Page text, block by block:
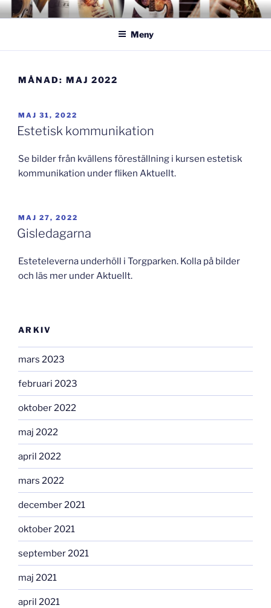
Hoppa
till
GISLAVEDMUSIKESTET
– här formas framtiden!
Meny
MÅNAD: MAJ 2022
PUBLICERAT
MAJ 31, 2022
Estetisk kommunikation
Se bilder från kvällens föreställning i kursen estetisk
kommunikation under fliken Aktuellt.
PUBLICERAT
MAJ 27, 2022
Gisledagarna
Esteteleverna underhöll i Torgparken. Kolla på bilder
och läs mer under Aktuellt.
ARKIV
mars 2023
februari 2023
oktober 2022
maj 2022
april 2022
mars 2022
december 2021
oktober 2021
september 2021
maj 2021
april 2021